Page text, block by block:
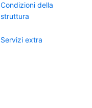
Condizioni della
struttura
Servizi extra